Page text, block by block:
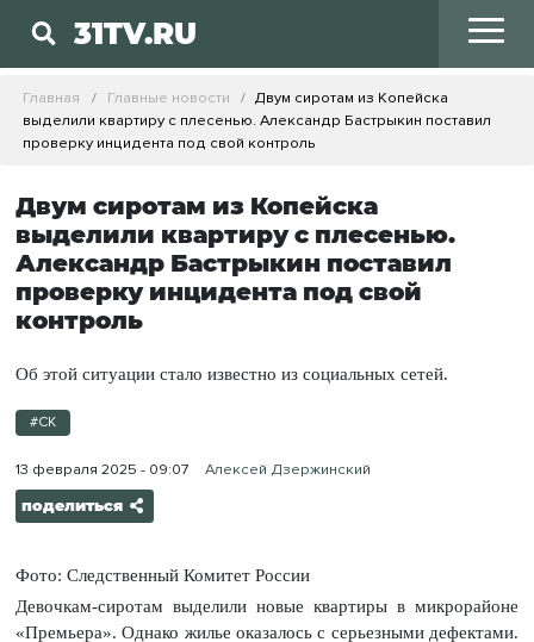
31TV.RU
Главная Главные новости
Двум сиротам из Копейска
выделили квартиру с плесенью. Александр Бастрыкин поставил
проверку инцидента под свой контроль
Двум сиротам из Копейска
выделили квартиру с плесенью.
Александр Бастрыкин поставил
проверку инцидента под свой
контроль
Об этой ситуации стало известно из социальных сетей.
#СК
13 февраля 2025 - 09:07 Алексей Дзержинский
поделиться
Фото: Следственный Комитет России
Девочкам-сиротам выделили новые квартиры в микрорайоне
«Премьера». Однако жилье оказалось с серьезными дефектами.